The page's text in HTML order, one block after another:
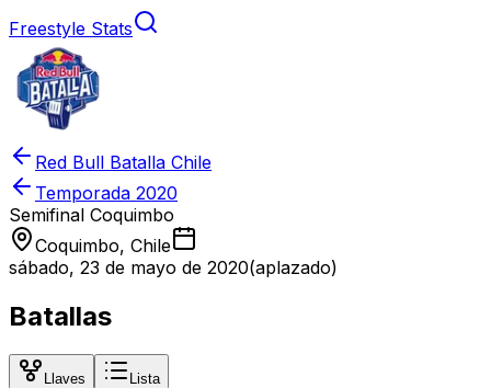
Freestyle Stats
Red Bull Batalla Chile
Temporada 2020
Semifinal Coquimbo
Coquimbo, Chile
sábado, 23 de mayo de 2020(aplazado)
Batallas
Llaves Lista